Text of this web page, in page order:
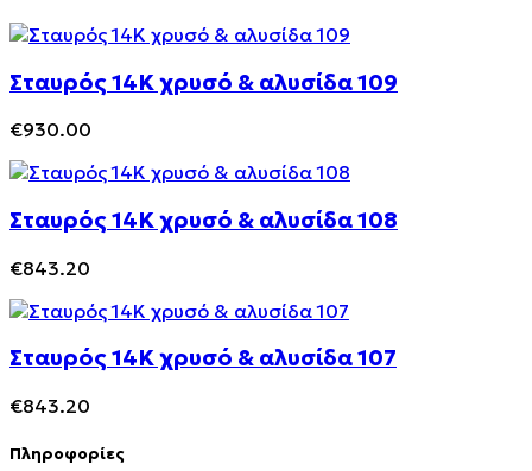
Σταυρός 14Κ χρυσό & αλυσίδα 109
€930.00
Σταυρός 14Κ χρυσό & αλυσίδα 108
€843.20
Σταυρός 14Κ χρυσό & αλυσίδα 107
€843.20
Πληροφορίες